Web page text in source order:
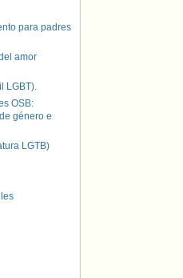
para padres
amor
LGBT).
OSB:
género e
LGTB)